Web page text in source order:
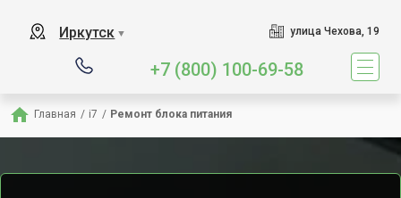
Иркутск ▼ улица Чехова, 19
+7 (800) 100-69-58
Главная / i7 / Ремонт блока питания